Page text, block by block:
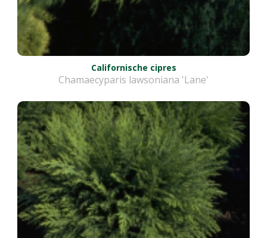
Californische cipres
Chamaecyparis lawsoniana 'Lane'